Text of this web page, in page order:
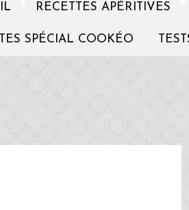
RECETTES APÉRITIVES
SPÉCIAL COOKÉO